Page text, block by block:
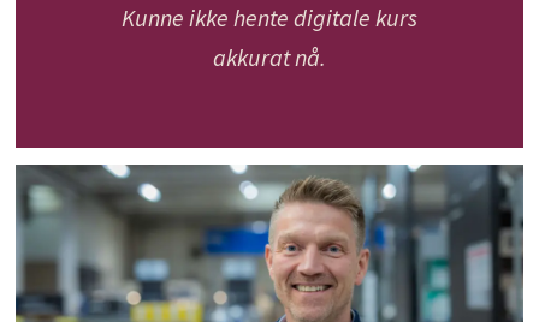
Kunne ikke hente digitale kurs
akkurat nå.